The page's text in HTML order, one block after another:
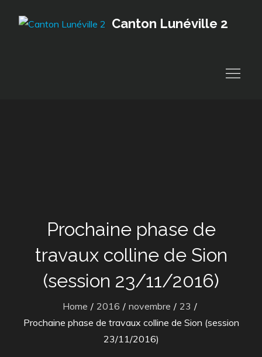
Canton Lunéville 2
Prochaine phase de
travaux colline de Sion
(session 23/11/2016)
Home 2016 novembre
23
Prochaine phase de travaux colline de Sion (session
23/11/2016)